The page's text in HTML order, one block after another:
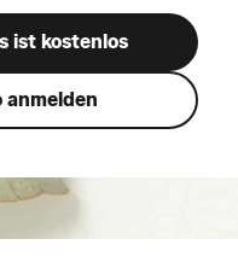
ist kostenlos
anmelden